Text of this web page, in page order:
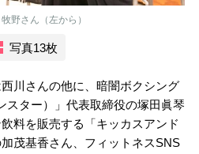
野さん（左から）
写真13枚
川さんの他に、暗闇ボクシング
スター）」代表取締役の塚田眞琴
料を販売する「キッカスアンド
茂基香さん、フィットネスSNS